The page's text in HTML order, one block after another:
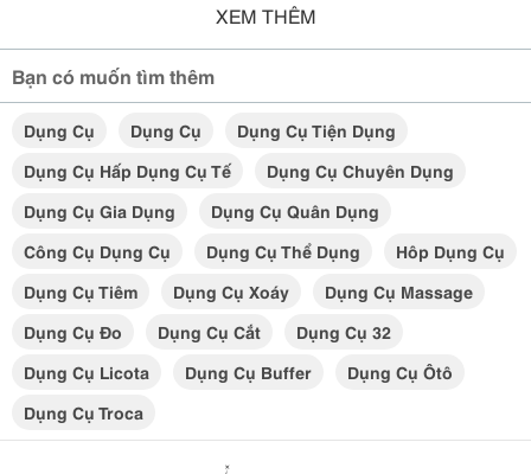
XEM THÊM
Bạn có muốn tìm thêm
Dụng Cụ Dụng Cụ
Dụng Cụ Tiện Dụng
Dụng Cụ Hấp Dụng Cụ Tế
Dụng Cụ Chuyên Dụng
Dụng Cụ Gia Dụng
Dụng Cụ Quân Dụng
Công Cụ Dụng Cụ
Dụng Cụ Thể Dụng
Hôp Dụng Cụ
Dụng Cụ Tiêm
Dụng Cụ Xoáy
Dụng Cụ Massage
Dụng Cụ Đo
Dụng Cụ Cắt
Dụng Cụ 32
Dụng Cụ Licota
Dụng Cụ Buffer
Dụng Cụ Ôtô
Dụng Cụ Troca